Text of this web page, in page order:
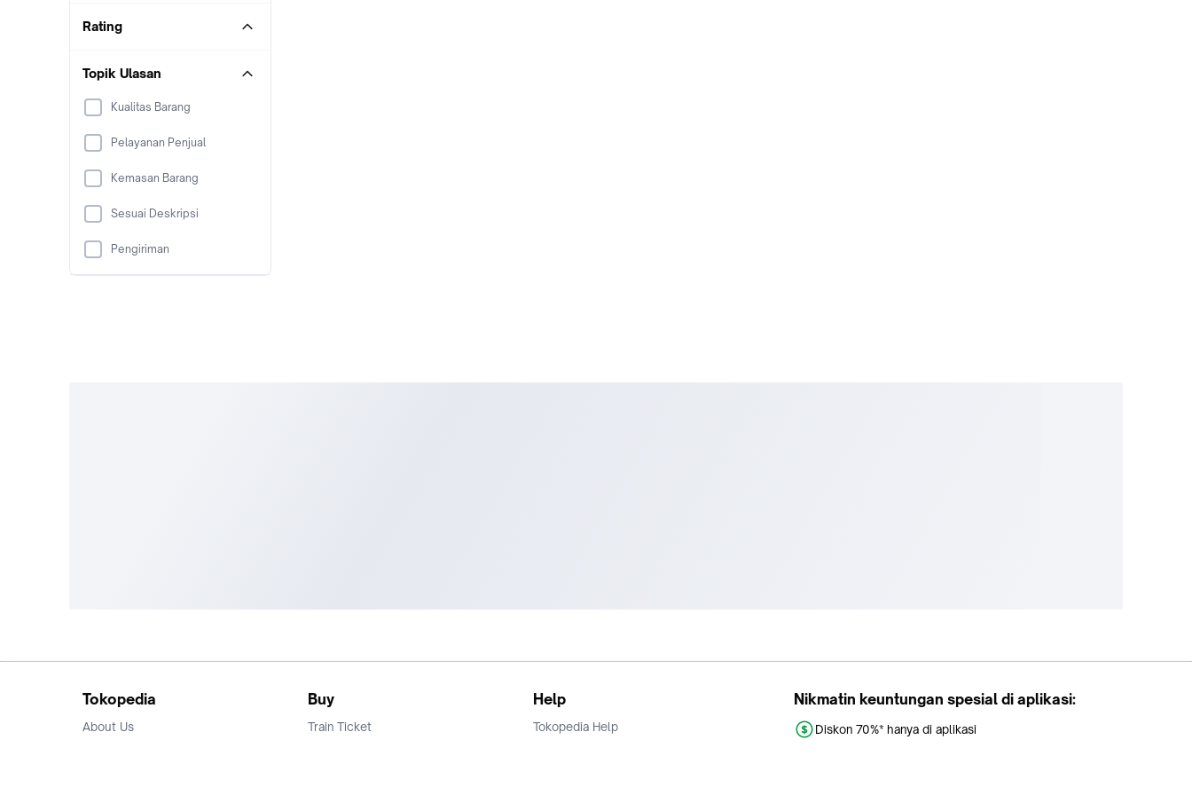
Rating
Topik Ulasan
Kualitas Barang
Pelayanan Penjual
Kemasan Barang
Sesuai Deskripsi
Pengiriman
Tokopedia
About Us
Buy
Train Ticket
Help
Tokopedia Help
Nikmatin keuntungan spesial di aplikasi:
Diskon 70%* hanya di aplikasi